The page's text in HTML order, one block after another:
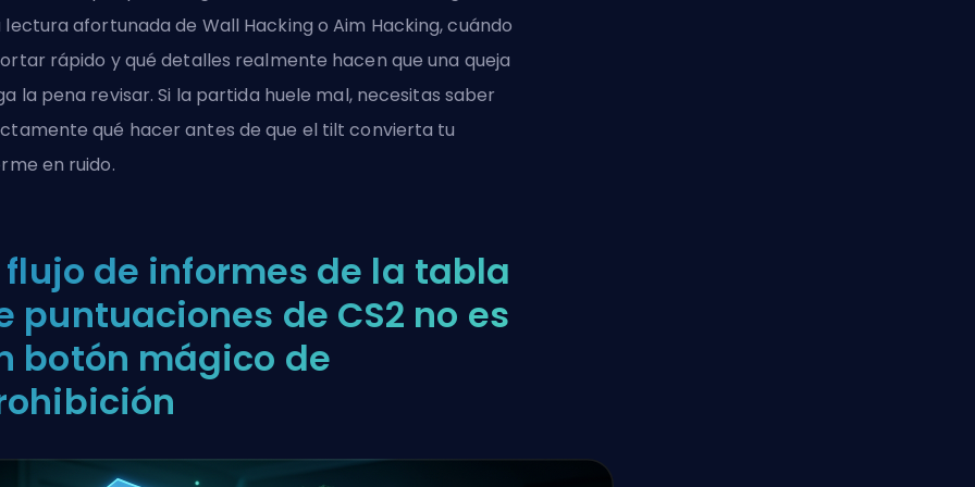
lectura afortunada de Wall Hacking o Aim Hacking, cuándo
rápido y qué detalles realmente hacen que una queja
la pena revisar. Si la partida huele mal, necesitas saber
qué hacer antes de que el tilt convierta tu
en ruido.
flujo de informes de la tabla
puntuaciones de CS2 no es
botón mágico de